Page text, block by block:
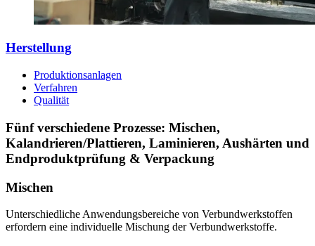
Herstellung
Produktionsanlagen
Verfahren
Qualität
Fünf verschiedene Prozesse: Mischen,
Kalandrieren/Plattieren, Laminieren, Aushärten und
Endproduktprüfung & Verpackung
Mischen
Unterschiedliche Anwendungsbereiche von Verbundwerkstoffen
erfordern eine individuelle Mischung der Verbundwerkstoffe.